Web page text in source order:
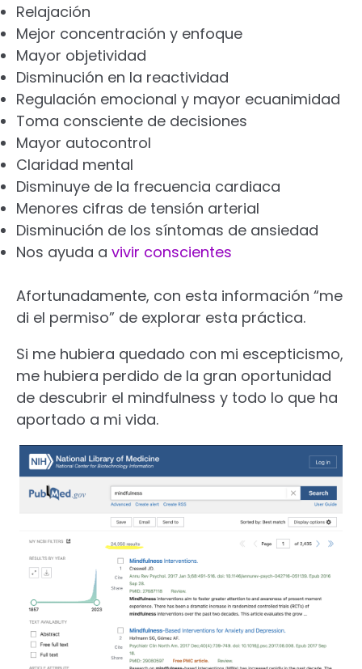
Relajación
Mejor concentración y enfoque
Mayor objetividad
Disminución en la reactividad
Regulación emocional y mayor ecuanimidad
Toma consciente de decisiones
Mayor autocontrol
Claridad mental
Disminuye de la frecuencia cardiaca
Menores cifras de tensión arterial
Disminución de los síntomas de ansiedad
Nos ayuda a vivir conscientes
Afortunadamente, con esta información “me
di el permiso” de explorar esta práctica.
Si me hubiera quedado con mi escepticismo,
me hubiera perdido de la gran oportunidad
de descubrir el mindfulness y todo lo que ha
aportado a mi vida.